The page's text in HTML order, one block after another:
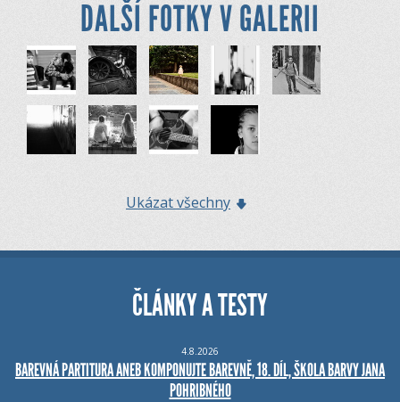
DALŠÍ FOTKY V GALERII
Ukázat všechny
ČLÁNKY A TESTY
4.8.2026
BAREVNÁ PARTITURA ANEB KOMPONUJTE BAREVNĚ, 18. DÍL, ŠKOLA BARVY JANA
POHRIBNÉHO